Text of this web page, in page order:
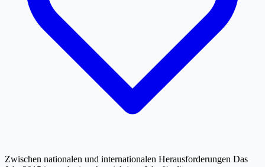
Zwischen nationalen und internationalen Herausforderungen Das